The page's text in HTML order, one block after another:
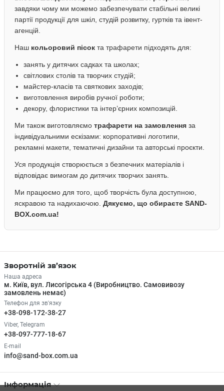
завдяки чому ми можемо забезпечувати стабільні великі
партії продукції для шкіл, студій розвитку, гуртків та івент-
агенцій.
Наш кольоровий пісок та трафарети підходять для:
занять у дитячих садках та школах;
світлових столів та творчих студій;
майстер-класів та святкових заходів;
виготовлення виробів ручної роботи;
декору, флористики та інтер’єрних композицій.
Ми також виготовляємо трафарети на замовлення за
індивідуальними ескізами: корпоративні логотипи,
рекламні макети, тематичні дизайни та авторські проєкти.
Уся продукція створюється з безпечних матеріалів і
відповідає вимогам до дитячих творчих занять.
Ми працюємо для того, щоб творчість була доступною,
яскравою та надихаючою. Дякуємо, що обираєте SAND-
BOX.com.ua!
Зворотній зв’язок
Наша адреса
м. Київ, вул. Лисогірська 4 (Виробництво. Самовивозу
замовлень немає)
Телефон для зв'язку
+38-098-172-38-27
Viber, Telegram
+38-097-777-18-67
E-mail
info@sand-box.com.ua
Інформація